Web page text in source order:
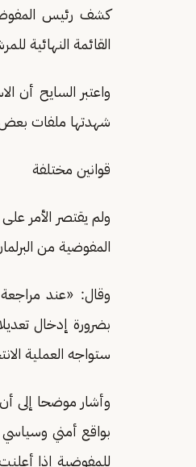
كشف رئيس
القائمة النهائية
واعتبر السايح أن
شهدتها ملفات
قوانين مختلفة
ولم يقتصر الأمر
المفوضية من
بضرورة إدخال
ستواجه العملية
وأشار موضحا إلى
بواقع أمني وسياسي
للمفوضية إذا